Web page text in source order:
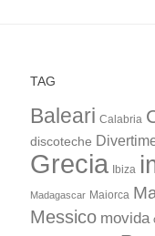
TAG
Baleari Calabria
discoteche
Grecia Ibiza
Madagascar Maiorca
Messico movida